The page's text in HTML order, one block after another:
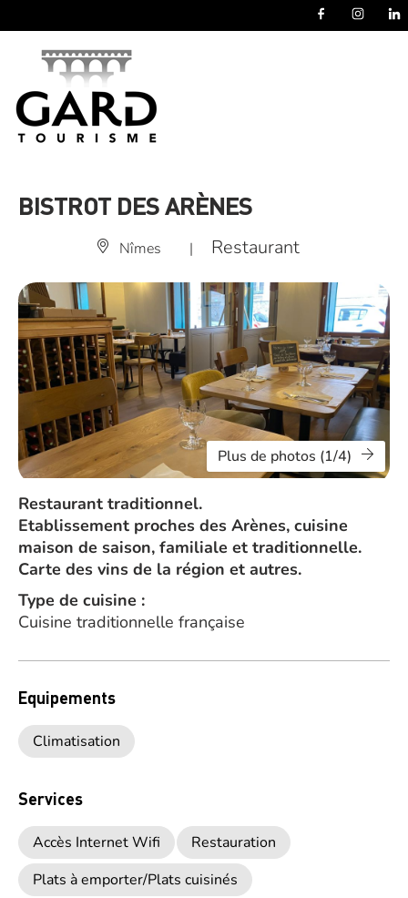
BISTROT DES ARÈNES
Nîmes | Restaurant
Plus de photos (1/4)
Restaurant traditionnel.
Etablissement proches des Arènes, cuisine
maison de saison, familiale et traditionnelle.
Carte des vins de la région et autres.
Type de cuisine :
Cuisine traditionnelle française
Equipements
Climatisation
Services
Accès Internet Wifi
Restauration
Plats à emporter/Plats cuisinés